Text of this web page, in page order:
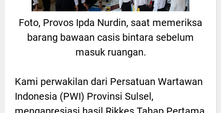
Foto, Provos Ipda Nurdin, saat memeriksa
barang bawaan casis bintara sebelum
masuk ruangan.
Kami perwakilan dari Persatuan Wartawan
Indonesia (PWI) Provinsi Sulsel,